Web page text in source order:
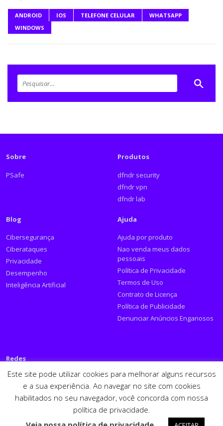
ANDROID IOS TELEFONE CELULAR
WHATSAPP
WINDOWS
Sobre
PSafe
Produtos
dfndr security
dfndr vpn
dfndr lab
Blog
Cibersegurança
Ciberataques
Privacidade
Desempenho
Inteligência Artificial
Ajuda
Ajuda por produto
Nao venda meus dados
pessoais
Política de Privacidade
Termos de Uso
Contrato de Licença
Política de Publicidade
Denunciar Anúncios Enganosos
Redes
Siga a PSafe:
Facebook
TwitterRSS YoutubeLinkedIn
Este site pode utilizar cookies para melhorar alguns recursos
e a sua experiência. Ao navegar no site com cookies
habilitados no seu navegador, você concorda com nossa
política de privacidade.